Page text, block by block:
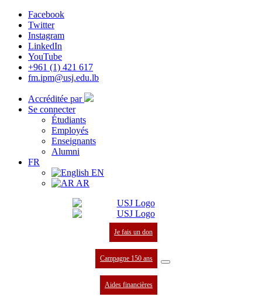
Facebook
Twitter
Instagram
LinkedIn
YouTube
+961 (1) 421 617
fm.ipm@usj.edu.lb
Accréditée par
Se connecter
Étudiants
Employés
Enseignants
Alumni
FR
EN
AR
Je fais un don
Campagne 150 ans
Aides financières